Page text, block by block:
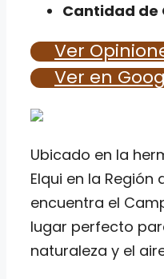
Cantidad de
Ver
Ver en
Ubicado en la
Elqui en la
encuentra el
lugar perfecto
naturaleza y el